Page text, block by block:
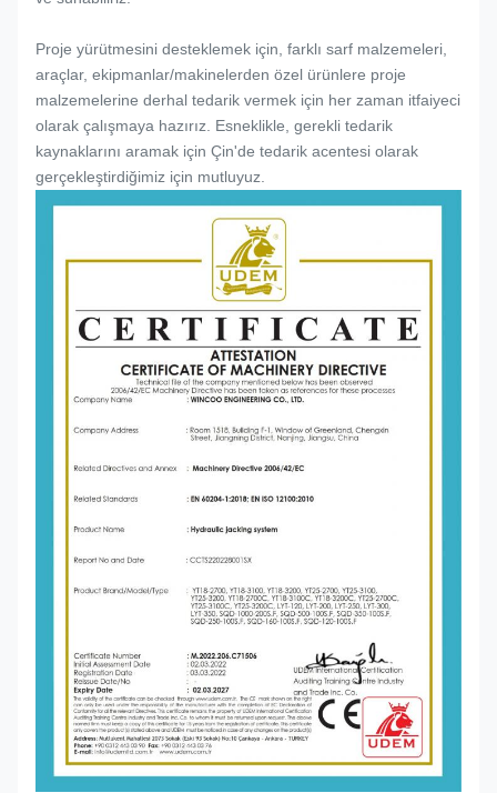
Proje yürütmesini desteklemek için, farklı sarf malzemeleri,
araçlar, ekipmanlar/makinelerden özel ürünlere proje
malzemelerine derhal tedarik vermek için her zaman itfaiyeci
olarak çalışmaya hazırız. Esneklikle, gerekli tedarik
kaynaklarını aramak için Çin'de tedarik acentesi olarak
gerçekleştirdiğimiz için mutluyuz.